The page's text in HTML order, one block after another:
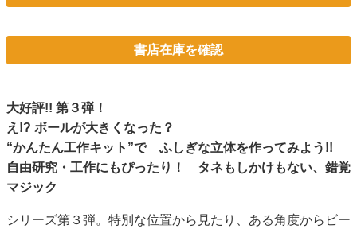
書店在庫を確認
大好評!! 第３弾！
え!? ボールが大きくなった？
“かんたん工作キット”で ふしぎな立体を作ってみよう!!
自由研究・工作にもぴったり！ タネもしかけもない、錯覚
マジック
シリーズ第３弾。特別な位置から見たり、ある角度からビー